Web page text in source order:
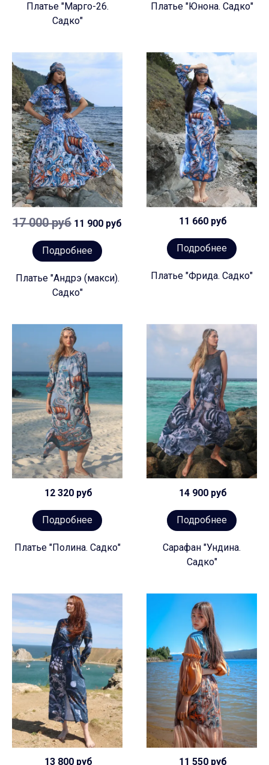
Платье "Марго-26.
Садко"
Платье "Юнона. Садко"
17 000 руб 11 900 руб
Подробнее
Платье "Андрэ (макси).
Садко"
11 660 руб
Подробнее
Платье "Фрида. Садко"
12 320 руб
Подробнее
Платье "Полина. Садко"
14 900 руб
Подробнее
Сарафан "Ундина.
Садко"
13 800 руб 11 550 руб